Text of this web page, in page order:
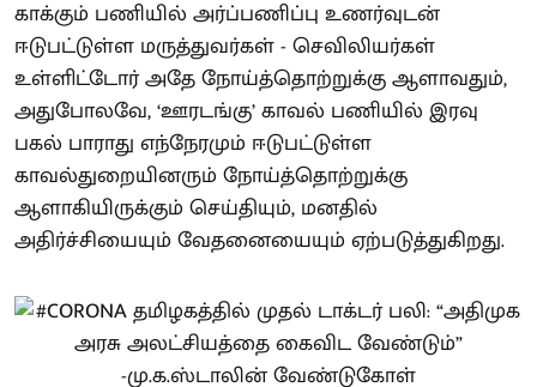
காக்கும் பணியில் அர்ப்பணிப்பு உணர்வுடன்
ஈடுபட்டுள்ள மருத்துவர்கள் - செவிலியர்கள்
உள்ளிட்டோர் அதே நோய்த்தொற்றுக்கு ஆளாவதும்,
அதுபோலவே, ‘ஊரடங்கு’ காவல் பணியில் இரவு
பகல் பாராது எந்நேரமும் ஈடுபட்டுள்ள
காவல்துறையினரும் நோய்த்தொற்றுக்கு
ஆளாகியிருக்கும் செய்தியும், மனதில்
அதிர்ச்சியையும் வேதனையையும் ஏற்படுத்துகிறது.